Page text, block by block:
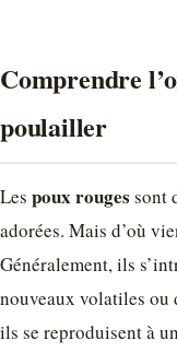
Comprendre
poulailler
Les poux rouges sont
adorées. Mais d’où
Généralement, ils
nouveaux volatiles ou
ils se reproduisent à